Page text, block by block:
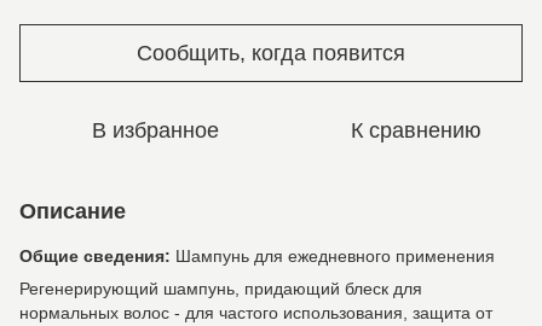
Сообщить, когда появится
В избранное К сравнению
Описание
Общие сведения: Шампунь для ежедневного применения
Регенерирующий шампунь, придающий блеск для
нормальных волос - для частого использования, защита от